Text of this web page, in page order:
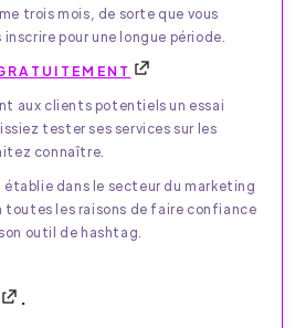
trois mois, de sorte que vous
pour une longue période.
aux clients potentiels un essai
tester ses services sur les
connaître.
dans le secteur du marketing
toutes les raisons de faire confiance
outil de hashtag.
.